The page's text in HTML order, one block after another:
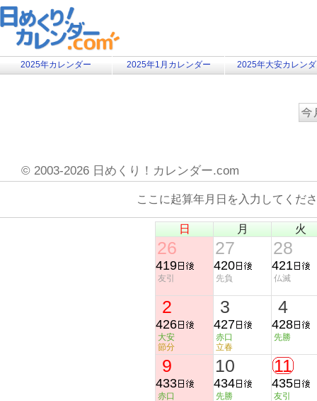
2025年カレンダー 2025年1月カレンダー 2025年大安カレン
© 2003-2026 日めくり！カレンダー.com
ここに起算年月日を入力してく
日 月 火
26
419
友引
27
420
先負
28
421
仏滅
2
426
大安
節分
3
427
赤口
立春
4
428
先勝
9
433
赤口
10
434
先勝
11
435
友引